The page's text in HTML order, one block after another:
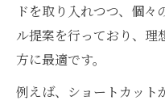
ドを取り入れつつ、個々
ル提案を行っており、理
方に最適です。
例えば、ショートカット